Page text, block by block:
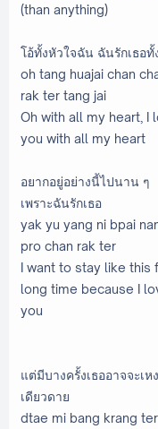
(than anything)
โอ้ทั้งหัวใจฉัน ฉันรักเธอทั้
oh tang huajai chan
rak ter tang jai
Oh with all my heart, I
you with all my heart
อยากอยู่อย่างนี้ไปนาน ๆ
เพราะฉันรักเธอ
yak yu yang ni bpai
pro chan rak ter
I want to stay like this
long time because I
you
แต่มีบางครั้งเธออาจจะเห
เดียวดาย
dtae mi bang krang